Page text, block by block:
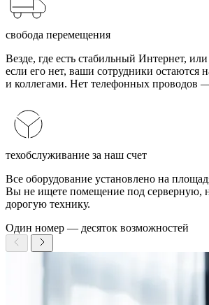
свобода перемещения
Везде, где есть стабильный Интернет,
если его нет, ваши сотрудники остаются
и коллегами. Нет телефонных проводов
техобслуживание за наш счет
Все оборудование установлено на
Вы не ищете помещение под серверную,
дорогую технику.
Один номер — десяток возможностей